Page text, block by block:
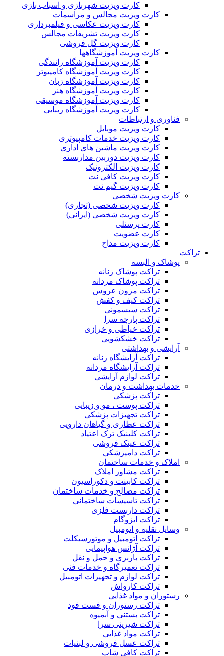
کارت ویزیت شهربازی و اسباب بازی
کارت ویزیت مجالس و مراسمات
کارت ویزیت عکاسی و فیلمبرداری
کارت ویزیت تشریفات مجالس
کارت ویزیت گل فروشی
کارت ویزیت آموزشگاهها
کارت ویزیت آموزشگاه رانندگی
کارت ویزیت آموزشگاه کامپیوتر
کارت ویزیت آموزشگاه زبان
کارت ویزیت آموزشگاه هنر
کارت ویزیت آموزشگاه موسیقی
کارت ویزیت آموزشگاه زیبایی
فناوری و ارتباطات
کارت ویزیت موبایل
کارت ویزیت خدمات کامپیوتری
کارت ویزیت ماشین های اداری
کارت ویزیت دوربین مداربسته
کارت ویزیت الکترونیک
کارت ویزیت کافی نت
کارت ویزیت گیم نت
کارت ویزیت شخصی
کارت ویزیت شخصی (تجاری)
کارت ویزیت شخصی (ایرانی)
کارت پرسنلی
کارت عضویت
کارت ویزیت مداح
تراکت
پوشاک و البسه
تراکت پوشاک زنانه
تراکت پوشاک مردانه
تراکت مزون عروس
تراکت کیف و کفش
تراکت سیسمونی
تراکت پارچه سرا
تراکت خیاطی و خرازی
تراکت خشکشویی
آرایشی و بهداشتی
تراکت آرایشگاه زنانه
تراکت آرایشگاه مردانه
تراکت لوازم آرایشی
خدمات بهداشت و درمان
تراکت پزشکی
تراکت پوست ، مو و زیبایی
تراکت تجهیزات پزشکی
تراکت عطاری و گیاهان دارویی
تراکت کلینیک ترک اعتیاد
تراکت عینک فروشی
تراکت دامپزشکی
املاک و خدمات ساختمان
تراکت مشاور املاک
تراکت کابینت و دکوراسیون
تراکت مصالح و خدمات ساختمان
تراکت تاسیسات ساختمانی
تراکت داربست فلزی
تراکت ایزوگام
وسایل نقلیه و اتومبیل
تراکت اتومبیل و موتورسیکلت
تراکت آژانس هواپیمایی
تراکت باربری و حمل و نقل
تراکت تعمیرگاه و خدمات فنی
تراکت لوازم و تجهیزات اتومبیل
تراکت کارواش
رستوران و مواد غذایی
تراکت رستوران و فست فود
تراکت بستنی و آبمیوه
تراکت شیرینی سرا
تراکت مواد غذایی
تراکت عسل فروشی و لبنیات
تراکت کافی شاپ